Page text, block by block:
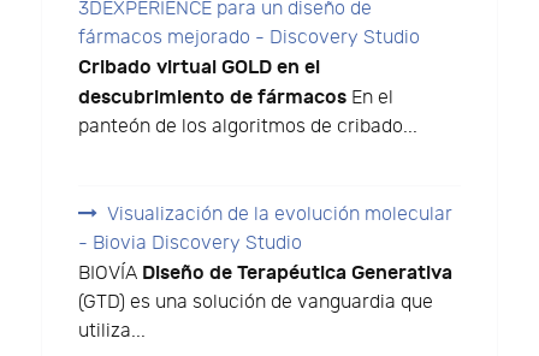
3DEXPERIENCE para un diseño de
fármacos mejorado - Discovery Studio
Cribado virtual GOLD en el
descubrimiento de fármacos En el
panteón de los algoritmos de cribado...
Visualización de la evolución molecular
- Biovia Discovery Studio
BIOVÍA Diseño de Terapéutica Generativa
(GTD) es una solución de vanguardia que
utiliza...